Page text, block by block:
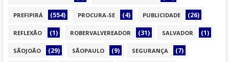
PREFIPIRÁ (554) PROCURA-SE (4) PUBLICIDADE (26)
REFLEXÃO (1) ROBERVALVEREADOR (31) SALVADOR (1)
SÃOJOÃO (29) SÃOPAULO (9) SEGURANÇA (7)